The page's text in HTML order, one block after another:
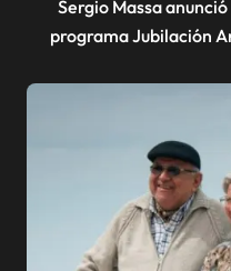
Sergio Massa anunció la prorroga hasta 2025 del
programa Jubilación